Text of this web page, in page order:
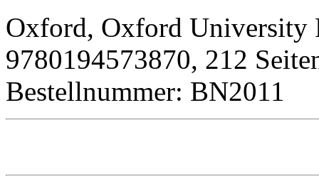
Oxford, Oxford University
9780194573870, 212
Bestellnummer: BN2011